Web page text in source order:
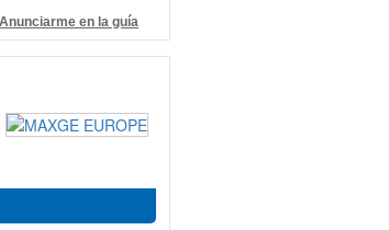
Anunciarme en la guía